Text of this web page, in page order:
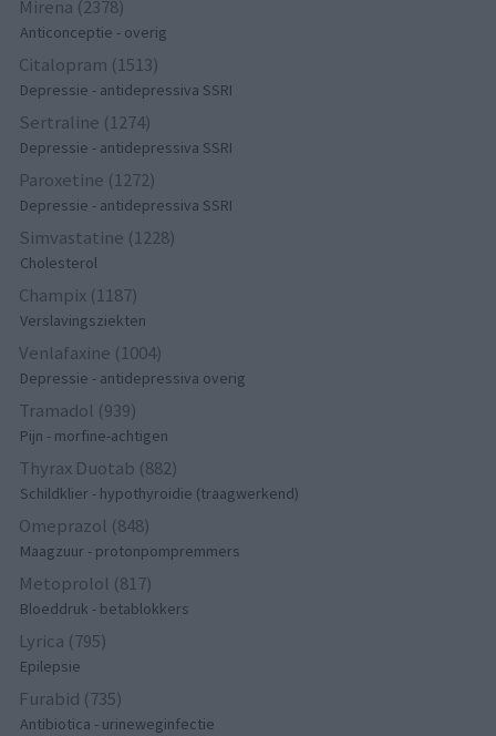
Mirena (2378)
Anticonceptie - overig
Citalopram (1513)
Depressie - antidepressiva SSRI
Sertraline (1274)
Depressie - antidepressiva SSRI
Paroxetine (1272)
Depressie - antidepressiva SSRI
Simvastatine (1228)
Cholesterol
Champix (1187)
Verslavingsziekten
Venlafaxine (1004)
Depressie - antidepressiva overig
Tramadol (939)
Pijn - morfine-achtigen
Thyrax Duotab (882)
Schildklier - hypothyroidie (traagwerkend)
Omeprazol (848)
Maagzuur - protonpompremmers
Metoprolol (817)
Bloeddruk - betablokkers
Lyrica (795)
Epilepsie
Furabid (735)
Antibiotica - urineweginfectie